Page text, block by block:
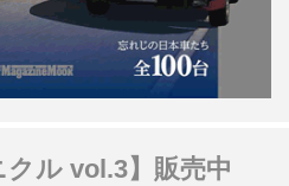
クル vol.3】販売中